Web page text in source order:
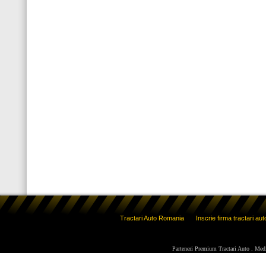
Tractari Auto Romania Inscrie firma tractari
Parteneri Premium Tractari Auto